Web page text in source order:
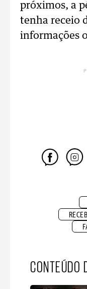
próximos, a
tenha receio
informações
CONTEÚDO